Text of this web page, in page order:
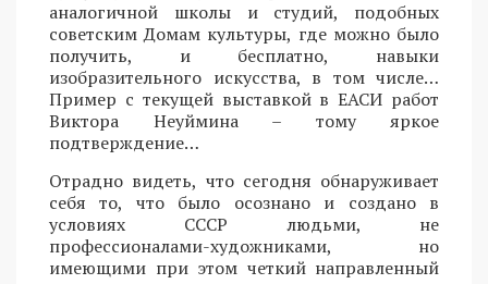
аналогичной школы и студий, подобных
советским Домам культуры, где можно было
получить, и бесплатно, навыки
изобразительного искусства, в том числе…
Пример с текущей выставкой в ЕАСИ работ
Виктора Неуймина – тому яркое
подтверждение…
Отрадно видеть, что сегодня обнаруживает
себя то, что было осознано и создано в
условиях СССР людьми, не
профессионалами-художниками, но
имеющими при этом четкий направленный